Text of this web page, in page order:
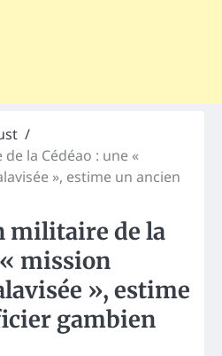
la Cédéao : une «
», estime un ancien
militaire de la
« mission
», estime
gambien